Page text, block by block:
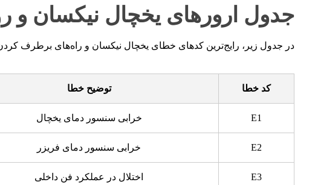
جدول ارورهای یخچال نیکسان و
در جدول زیر، رایج‌ترین کدهای خطای یخچال نیکسان و راه‌های برطرف
کد خطا توضیح خطا
E1 خرابی سنسور دمای یخچال
E2 خرابی سنسور دمای فریزر
E3 اختلال در عملکرد فن داخلی